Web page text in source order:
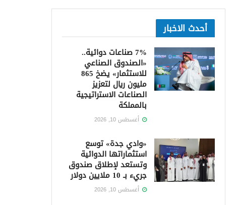
أحدث الاخبار
7% صناعات دوائية..
«الصندوق الصناعي
للاستثمار» يضخ 865
مليون ريال لتعزيز
الصناعات الاستراتيجية
بالمملكة
أغسطس 10, 2026
«وادي جدة» توسع
استثماراتها الدوائية
وتستعد لإطلاق صندوق
جريء بـ 10 ملايين دولار
أغسطس 10, 2026